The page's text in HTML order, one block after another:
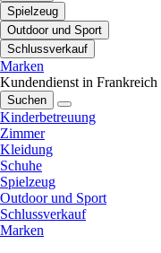
Spielzeug
Outdoor und Sport
Schlussverkauf
Marken
Kundendienst in Frankreich
Suchen
Kinderbetreuung
Zimmer
Kleidung
Schuhe
Spielzeug
Outdoor und Sport
Schlussverkauf
Marken